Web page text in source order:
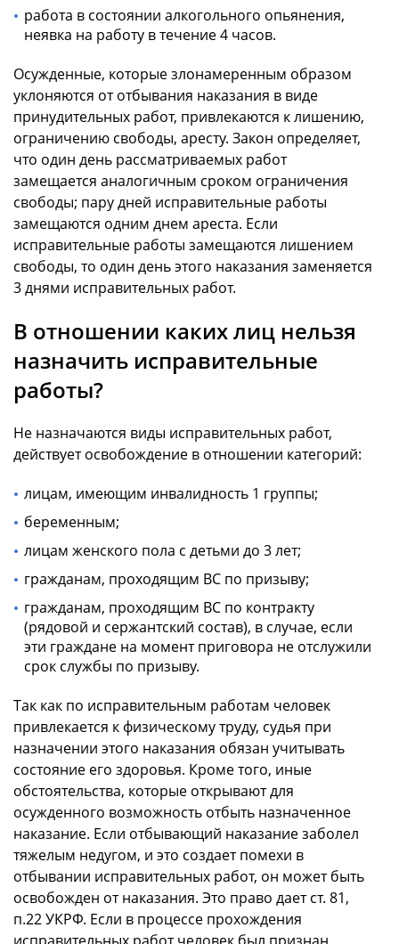
работа в состоянии алкогольного опьянения,
неявка на работу в течение 4 часов.
Осужденные, которые злонамеренным образом
уклоняются от отбывания наказания в виде
принудительных работ, привлекаются к лишению,
ограничению свободы, аресту. Закон определяет,
что один день рассматриваемых работ
замещается аналогичным сроком ограничения
свободы; пару дней исправительные работы
замещаются одним днем ареста. Если
исправительные работы замещаются лишением
свободы, то один день этого наказания заменяется
3 днями исправительных работ.
В отношении каких лиц нельзя
назначить исправительные
работы?
Не назначаются виды исправительных работ,
действует освобождение в отношении категорий:
лицам, имеющим инвалидность 1 группы;
беременным;
лицам женского пола с детьми до 3 лет;
гражданам, проходящим ВС по призыву;
гражданам, проходящим ВС по контракту
(рядовой и сержантский состав), в случае, если
эти граждане на момент приговора не отслужили
срок службы по призыву.
Так как по исправительным работам человек
привлекается к физическому труду, судья при
назначении этого наказания обязан учитывать
состояние его здоровья. Кроме того, иные
обстоятельства, которые открывают для
осужденного возможность отбыть назначенное
наказание. Если отбывающий наказание заболел
тяжелым недугом, и это создает помехи в
отбывании исправительных работ, он может быть
освобожден от наказания. Это право дает ст. 81,
п.22 УКРФ. Если в процессе прохождения